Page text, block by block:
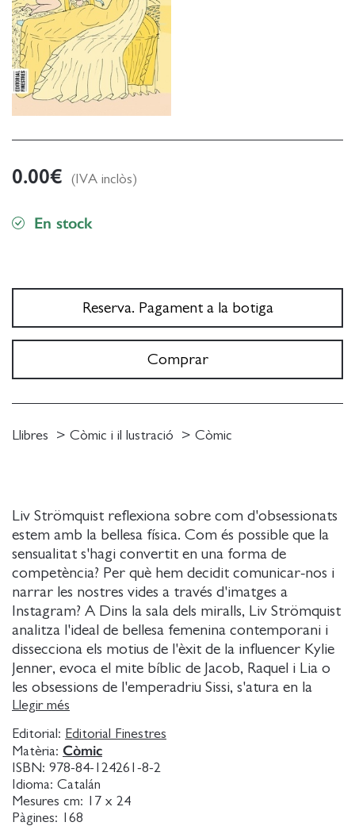
Liv Strömquist reflexiona sobre com d'obsessionats
estem amb la bellesa física. Com és possible que la
sensualitat s'hagi convertit en una forma de
competència? Per què hem decidit comunicar-nos i
narrar les nostres vides a través d'imatges a
Instagram? A Dins la sala dels miralls, Liv Strömquist
analitza l'ideal de bellesa femenina contemporani i
dissecciona els motius de l'èxit de la influencer Kylie
Jenner, evoca el mite bíblic de Jacob, Raquel i Lia o
les obsessions de l'emperadriu Sissi, s'atura en la
famosa darrera sessió fotogràfica de Marilyn
Monroe i analitza el personatge de la madrastra de
Blancaneu. I tot ben amanit amb les reflexions de
Byung-Chul Han, Eva Illouz i Susan Sontag, entre
d'altres.
Llegir més
Editorial: Editorial Finestres
Matèria: Còmic
ISBN: 978-84-124261-8-2
Idioma: Catalán
Mesures cm:
17 x 24
Pàgines:
168
0.00€ (IVA inclòs)
En stock
Reserva. Pagament a la botiga
Comprar
Llibres Còmic i il lustració Còmic